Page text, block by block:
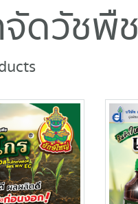
จัดวัชพื